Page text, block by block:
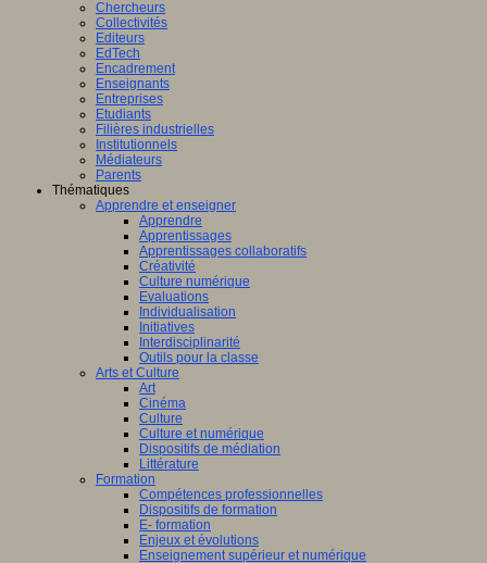
Chercheurs
Collectivités
Editeurs
EdTech
Encadrement
Enseignants
Entreprises
Etudiants
Filières industrielles
Institutionnels
Médiateurs
Parents
Thématiques
Apprendre et enseigner
Apprendre
Apprentissages
Apprentissages collaboratifs
Créativité
Culture numérique
Evaluations
Individualisation
Initiatives
Interdisciplinarité
Outils pour la classe
Arts et Culture
Art
Cinéma
Culture
Culture et numérique
Dispositifs de médiation
Littérature
Formation
Compétences professionnelles
Dispositifs de formation
E- formation
Enjeux et évolutions
Enseignement supérieur et numérique